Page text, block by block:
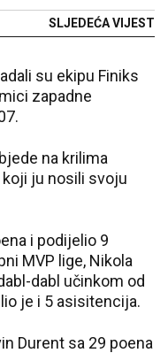
životu uliva jezu
SLJEDEĆA VIJEST
su ekipu Finiks
zapadne
na krilima
koji ju nosili svoju
i podijelio 9
MVP lige, Nikola
dabl učinkom od
je i 5 asisitencija.
Durent sa 29 poena